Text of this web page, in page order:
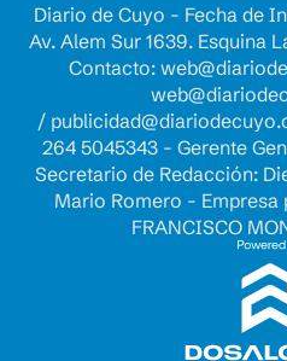
Diario de Cuyo - Fecha de
Av. Alem Sur 1639. Esquina
Contacto:
/
264 5045343 - Gerente
Secretario de Redacción:
Mario Romero -
FRANCISCO